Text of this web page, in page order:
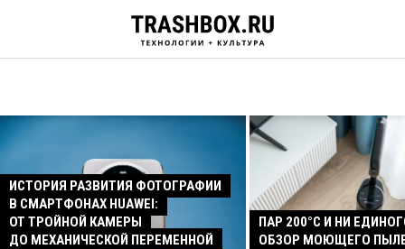
ИСТОРИЯ РАЗВИТИЯ ФОТОГРАФИИ
В СМАРТФОНАХ HUAWEI:
ОТ ТРОЙНОЙ КАМЕРЫ
ДО МЕХАНИЧЕСКОЙ ПЕРЕМЕННОЙ
ПАР 200°C И НИ
ОБЗОР МОЮЩЕГО